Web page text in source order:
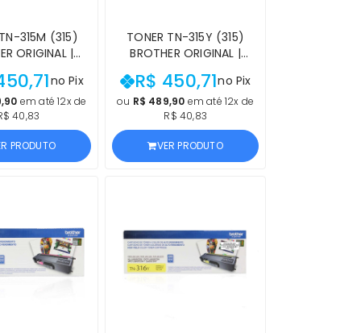
315M (315)
ORIGINAL |
4570CDW, HL-
MAGENTA |
OFICIAL
COM NF E
no Pix
em até 12x de
40,83
PRODUTO
TONER TN-315Y (315)
BROTHER ORIGINAL |
9460CDN, 4570CDW, HL-
4150CDN AMARELO |
PRODUTO OFICIAL
BROTHER COM NF E
PROCEDÊNCIA
R$ 450,71no Pix
ou R$ 489,90 em até 12x de
R$ 40,83
VER PRODUTO